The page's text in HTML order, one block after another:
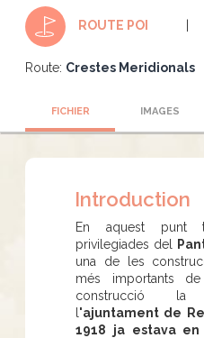
ROUTE POI
Route: Crestes Meridionals
FICHIER IMAGES
Introduction
En aquest punt
privilegiades del
una de les
més importants
construcció la
'ajuntament de
1918 ja estava en